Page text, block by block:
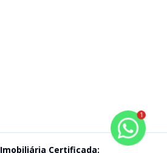
Imobiliária Certificada:
1